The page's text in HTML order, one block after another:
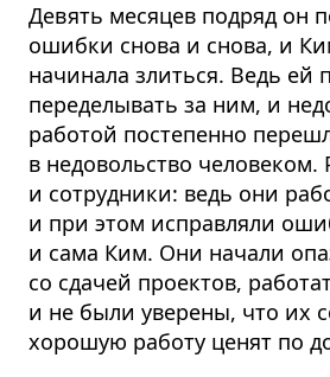
Девять месяцев подряд он
ошибки снова и снова, и
начинала злиться. Ведь ей
переделывать за ним, и
работой постепенно
в недовольство человеком.
и сотрудники: ведь они
и при этом исправляли
и сама Ким. Они начали
со сдачей проектов,
и не были уверены, что их
хорошую работу ценят по